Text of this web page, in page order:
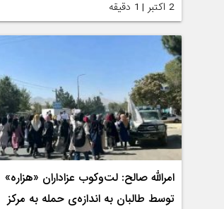
2 اکتبر | 1 دقیقه
امرالله صالح: لت‌وکوب عزاداران «هزاره»
توسط طالبان به اندازه‌ی حمله به مرکز